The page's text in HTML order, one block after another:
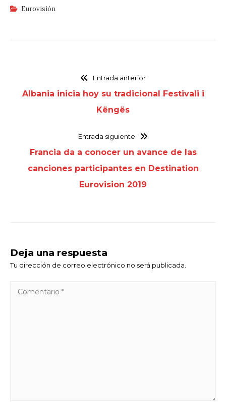
Eurovisión
Entrada anterior
Albania inicia hoy su tradicional Festivali i
Këngës
Entrada siguiente
Francia da a conocer un avance de las
canciones participantes en Destination
Eurovision 2019
Deja una respuesta
Tu dirección de correo electrónico no será publicada.